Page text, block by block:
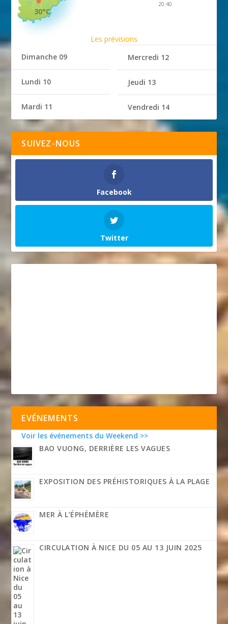
30°C
20:40
Les prévisions
Dimanche 09
Lundi 10
Mardi 11
Mercredi 12
Jeudi 13
Vendredi 14
SUIVEZ-NOUS
Facebook
Twitter
EVÉNEMENTS
Voir les événements du Weekend >>
BAO VUONG, DERRIÈRE LES VAGUES
EXPOSITION DES PRÉHISTORIQUES À LA PLAGE
MER À L’ÉPHÉMÈRE
CIRCULATION À NICE DU 05 AU 13 JUIN 2025